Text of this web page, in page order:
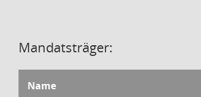
Mandatsträger:
Name